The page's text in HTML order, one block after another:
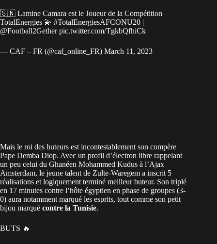
🇸🇳 Lamine Camara est le Joueur de la Compétition
TotalEnergies 💫 #TotalEnergiesAFCONU20 |
@Football2Gether pic.twitter.com/TgkbQfhiCk
— CAF – FR (@caf_online_FR) March 11, 2023
Mais le roi des buteurs est incontestablement son compère
Pape Demba Diop. Avec un profil d’électron libre rappelant
un peu celui du Ghanéen Mohammed Kudus à l’Ajax
Amsterdam, le jeune talent de Zulte-Waregem a inscrit 5
réalisations et logiquement terminé meilleur buteur. Son triplé
en 17 minutes contre l’hôte égyptien en phase de groupes (3-
0) aura notamment marqué les esprits, tout comme son petit
bijou marqué contre la Tunisie.
BUTS 🔥